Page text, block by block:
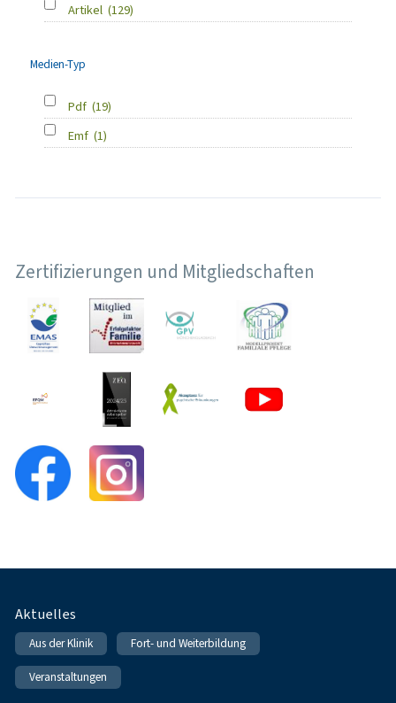
Artikel (129)
Medien-Typ
Pdf (19)
Emf (1)
Zertifizierungen und Mitgliedschaften
Fußnavigation
Aktuelles
Aus der Klinik Fort- und Weiterbildung
Veranstaltungen